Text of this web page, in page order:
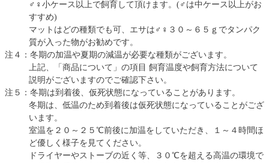
♂♀小ケース以上で飼育して頂けます。(♂は中ケース以上がお
すすめ)
マットはどの種類でも可、エサは♂♀３０～６５ｇでタンパク
質が入った物がお勧めです。
注４：冬期の加温や夏期の減温が必要な種類がございます。
上記、「商品について」の項目 飼育温度や飼育方法について
説明がございますのでご確認下さい。
注５：冬期は到着後、仮死状態になっていることがあります。
冬期は、低温のため到着後は仮死状態になっていることがござ
います。
室温を２０～２５℃前後に加温をしていただき、１～４時間ほ
ど優しく様子を見てください。
ドライヤーやストーブの近く等、３０℃を超える高温の環境で